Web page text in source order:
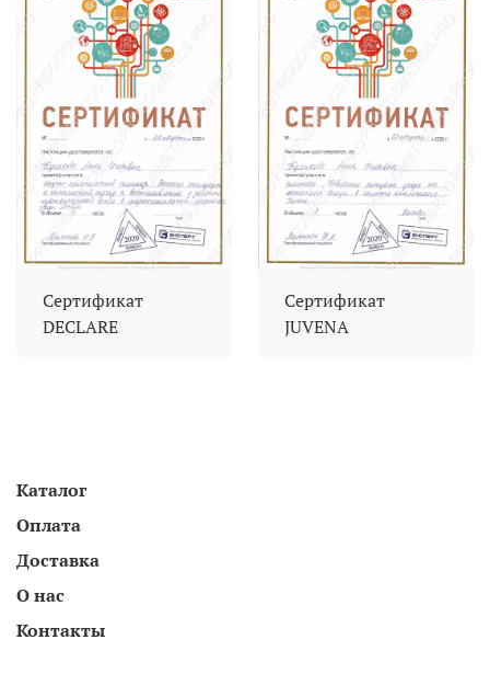
Сертификат
DECLARE
Сертификат
JUVENA
Каталог
Оплата
Доставка
О нас
Контакты